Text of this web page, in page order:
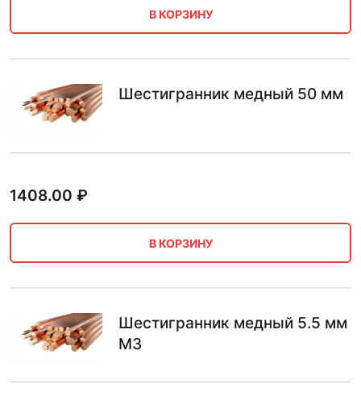
В КОРЗИНУ
Шестигранник медный 50 мм
1408.00 ₽
В КОРЗИНУ
Шестигранник медный 5.5 мм
М3